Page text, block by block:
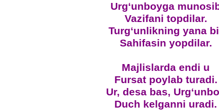
Urg‘unboyga
Vazifani topdilar.
Turg‘unlikning yana
Sahifasin yopdilar.
Majlislarda endi u
Fursat poylab turadi.
Ur, desa bas,
Duch kelganni uradi.